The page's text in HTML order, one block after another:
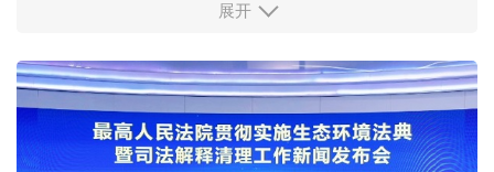
柔性制造，高效匹配差异化需求
高温下用电负荷创新高 解码今夏的清凉底气
活力中国调研行丨弯道超车 如何“皖”美提速
展开